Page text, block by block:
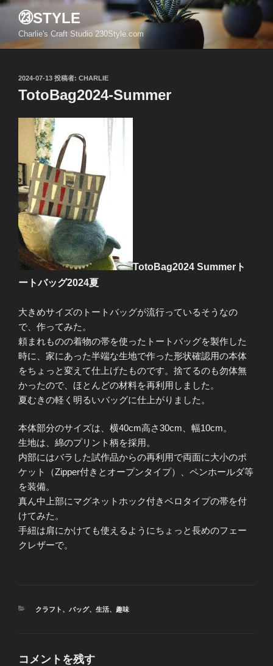
コ
ン
㉓STYLE
Charlie's Craft Studio 230Style.com
投
稿
日:
2024-07-13 投稿者: CHARLIE
TotoBag2024-Summer
TotoBag2024 Summerト
ートバッグ2024夏
大きめサイズのトートバッグが流行っているそうなの
で、作ってみた。
頼まれものの着物の帯を使ったトートバッグを製作した
時に、家にあった半端な生地で作った形状確認用の本体
をちょっと変えて仕上げたものです。捨てるのも勿体無
かったので、ほとんどの材料を再利用しました。
夏むきの軽く明るいバッグに仕上がりました。
本体部分のサイズは、横40cm高さ30cm、幅10cm。
生地は、綿のプリント柄を採用。
内部にはバラした試作品からの再利用で両面に大小のポ
ケット（Zipper付きとオープンタイプ）、ペンホールダ等
を装備。
真ん中上部にマグネットホック付きベロタイプの帯を付
けてみた。
手紐は肩にかけても使えるようにちょっと長めのフェー
クレザーで。
カ
ー
クラフト 、 バッグ、 生活、 趣味
コメントを残す